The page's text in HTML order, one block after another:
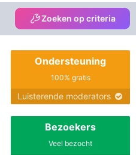
Zoeken op criteria
Ondersteuning
100% gratis
Luisterende moderators
Bezoekers
Veel bezocht